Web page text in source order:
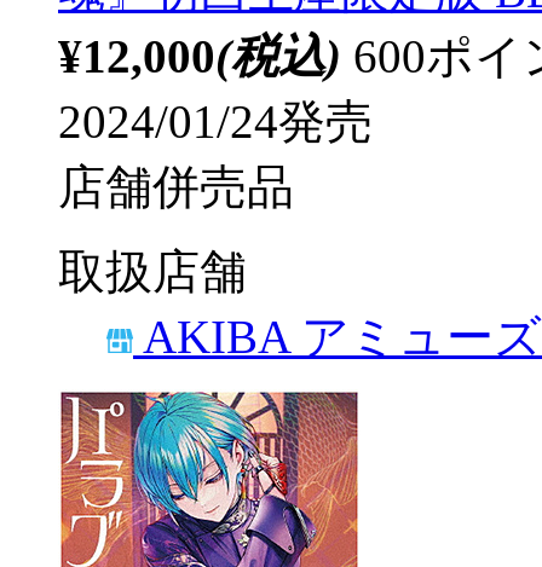
¥12,000(税込) 600ポ
2024/01/24発売
店舗併売品
取扱店舗
AKIBA アミュー